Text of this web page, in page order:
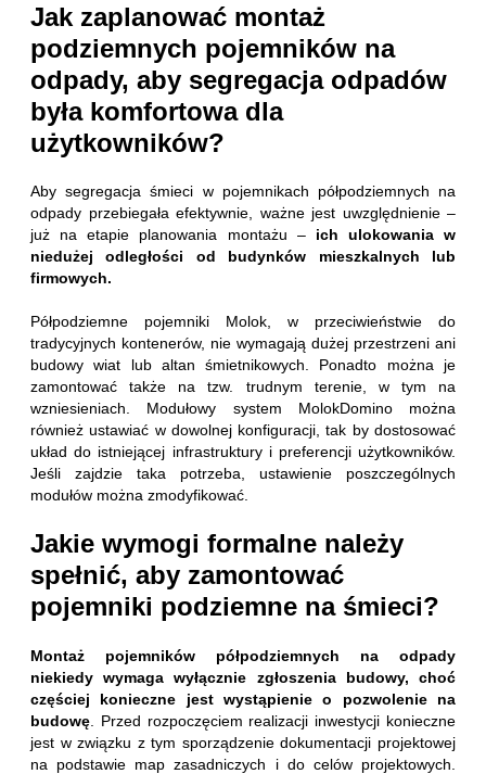
Jak zaplanować montaż
podziemnych pojemników na
odpady, aby segregacja odpadów
była komfortowa dla
użytkowników?
Aby segregacja śmieci w pojemnikach półpodziemnych na
odpady przebiegała efektywnie, ważne jest uwzględnienie –
już na etapie planowania montażu –ich ulokowania w
niedużej odległości od budynków mieszkalnych lub
firmowych.
Półpodziemne pojemniki Molok, w przeciwieństwie do
tradycyjnych kontenerów, nie wymagają dużej przestrzeni ani
budowy wiat lub altan śmietnikowych. Ponadto można je
zamontować także na tzw. trudnym terenie, w tym na
wzniesieniach. Modułowy system MolokDomino można
również ustawiać w dowolnej konfiguracji, tak by dostosować
układ do istniejącej infrastruktury i preferencji użytkowników.
Jeśli zajdzie taka potrzeba, ustawienie poszczególnych
modułów można zmodyfikować.
Jakie wymogi formalne należy
spełnić, aby zamontować
pojemniki podziemne na śmieci?
Montaż pojemników półpodziemnych na odpady
niekiedy wymaga wyłącznie zgłoszenia budowy, choć
częściej konieczne jest wystąpienie o pozwolenie na
budowę . Przed rozpoczęciem realizacji inwestycji konieczne
jest w związku z tym sporządzenie dokumentacji projektowej
na podstawie map zasadniczych i do celów projektowych.